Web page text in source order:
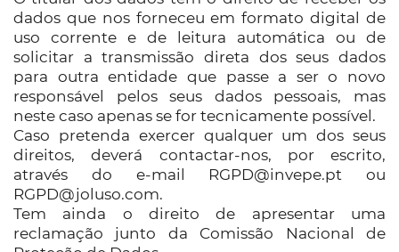
dados que nos forneceu em formato digital de
uso corrente e de leitura automática ou de
solicitar a transmissão direta dos seus dados
para outra entidade que passe a ser o novo
responsável pelos seus dados pessoais, mas
neste caso apenas se for tecnicamente possível.
Caso pretenda exercer qualquer um dos seus
direitos, deverá contactar-nos, por escrito,
através do e-mail RGPD@invepe.pt ou
RGPD@joluso.com.
Tem ainda o direito de apresentar uma
reclamação junto da Comissão Nacional de